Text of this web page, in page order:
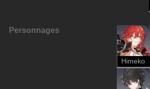
Personnages
Himeko